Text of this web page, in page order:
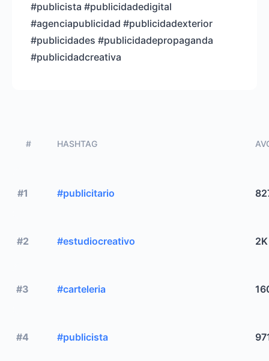
#publicista #publicidadedigital
#agenciapublicidad #publicidadexterior
#publicidades #publicidadepropaganda
#publicidadcreativa
# HASHTAG
#1 #publicitario
#2 #estudiocreativo 2K
#3 #carteleria
#4 #publicista